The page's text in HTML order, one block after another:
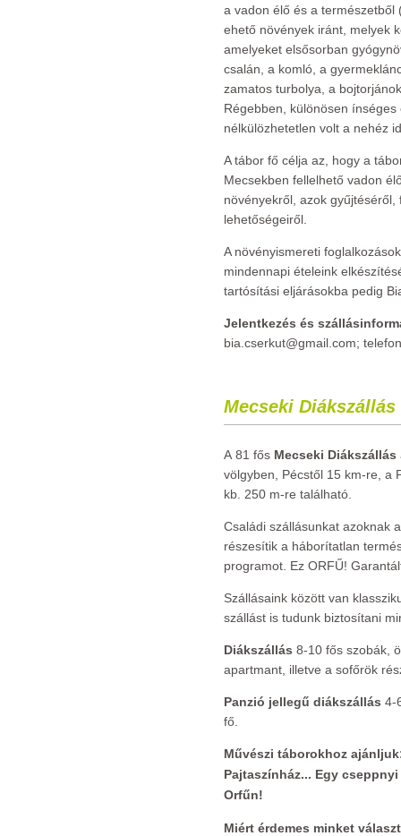
a vadon élő és a természetből
ehető növények iránt, melyek
amelyeket elsősorban
csalán, a komló, a
zamatos turbolya, a
Régebben, különösen
nélkülözhetetlen volt a nehéz
A tábor fő célja az, hogy a
Mecsekben fellelhető vadon
növényekről, azok
lehetőségeiről.
A növényismereti
mindennapi ételeink
tartósítási eljárásokba pedig
Jelentkezés és
bia.cserkut@gmail.com;
Mecseki
A 81 fős Mecseki Diákszállás
völgyben, Pécstől 15 km-re, a
kb. 250 m-re található.
Családi szállásunkat azoknak
részesítik a háborítatlan
programot. Ez ORFŰ!
Szállásaink között van
szállást is tudunk biztosítani
Diákszállás 8-10 fős szobák,
apartmant, illetve a sofőrök
Panzió jellegű diákszállás 4-
fő.
Művészi táborokhoz
Pajtaszínház... Egy
Orfűn!
Miért érdemes minket